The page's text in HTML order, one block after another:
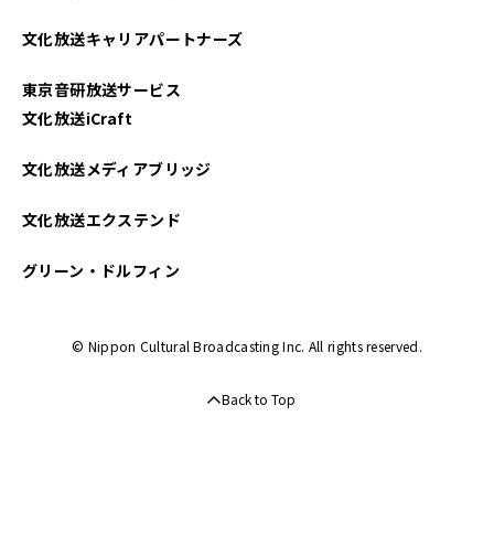
2024年11月
2024年10月
2024年09月
文化放送キャリアパートナーズ
東京音研放送サービス
文化放送iCraft
文化放送メディアブリッジ
文化放送エクステンド
グリーン・ドルフィン
© Nippon Cultural Broadcasting Inc. All rights reserved.
Back to Top